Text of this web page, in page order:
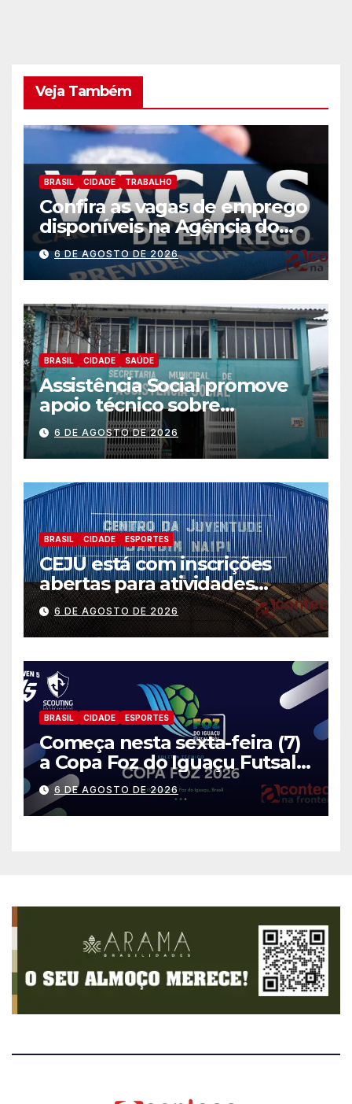
Veja Também
BRASIL CIDADE TRABALHO
Confira as vagas de emprego
disponíveis na Agência do
Trabalhador
6 DE AGOSTO DE 2026
BRASIL CIDADE SAÚDE
Assistência Social promove
apoio técnico sobre
preparação e resposta a
situações de emergência e
calamidade pública
6 DE AGOSTO DE 2026
BRASIL CIDADE ESPORTES
CEJU está com inscrições
abertas para atividades
gratuitas
6 DE AGOSTO DE 2026
BRASIL CIDADE ESPORTES
Começa nesta sexta-feira (7)
a Copa Foz do Iguaçu Futsal
2026 com equipes de quatro
países
6 DE AGOSTO DE 2026